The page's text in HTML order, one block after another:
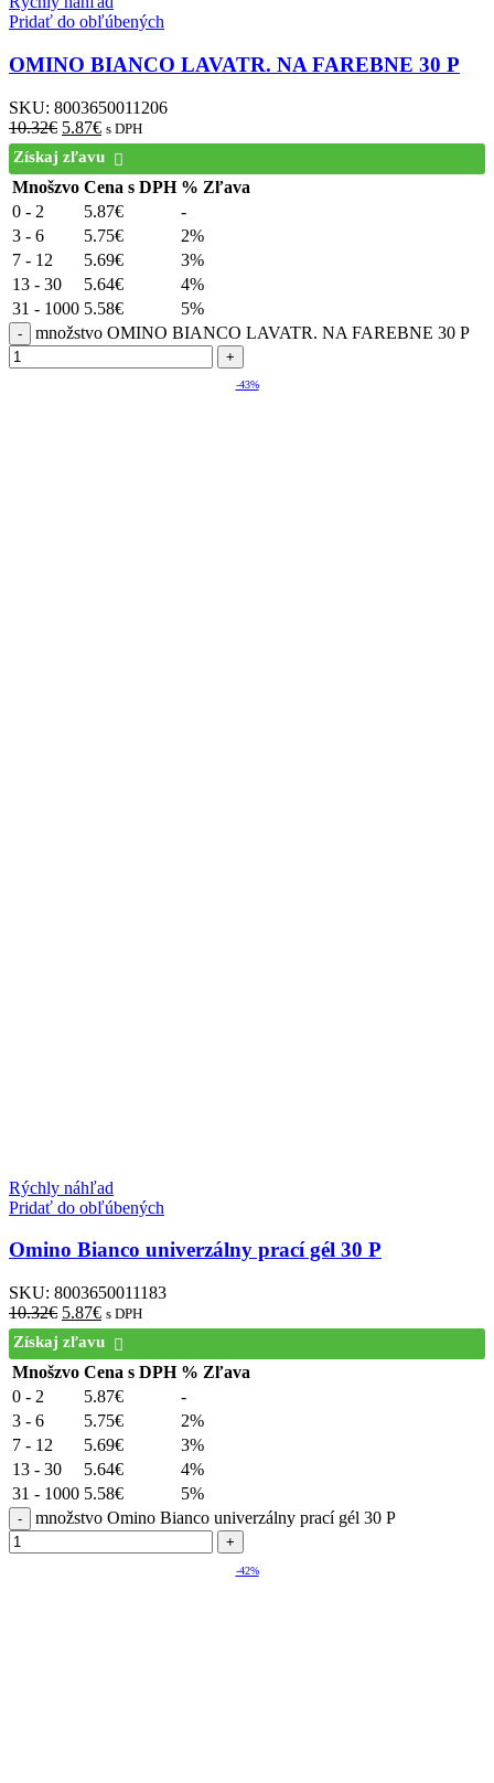
Pridať do obľúbených
OMINO BIANCO LAVATR. NA FAREBNE 30 P
SKU: 8003650011206
10.32€ 5.87€ s DPH
Získaj zľavu
Mnošzvo Cena s DPH % Zľava
0 - 2
5.87€
-
3 - 6
5.75€
2%
7 - 12
5.69€
3%
13 - 30
5.64€
4%
31 - 1000 5.58€
5%
množstvo OMINO BIANCO LAVATR. NA FAREBNE 30 P
-43%
Rýchly náhľad
Pridať do obľúbených
Omino Bianco univerzálny prací gél 30 P
SKU: 8003650011183
10.32€ 5.87€ s DPH
Získaj zľavu
Mnošzvo Cena s DPH % Zľava
0 - 2
5.87€
-
3 - 6
5.75€
2%
7 - 12
5.69€
3%
13 - 30
5.64€
4%
31 - 1000 5.58€
5%
množstvo Omino Bianco univerzálny prací gél 30 P
-42%